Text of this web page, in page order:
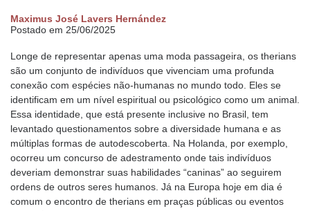
Maximus José Lavers Hernández
Postado em 25/06/2025
Longe de representar apenas uma moda passageira, os therians
são um conjunto de indivíduos que vivenciam uma profunda
conexão com espécies não-humanas no mundo todo. Eles se
identificam em um nível espiritual ou psicológico como um animal.
Essa identidade, que está presente inclusive no Brasil, tem
levantado questionamentos sobre a diversidade humana e as
múltiplas formas de autodescoberta. Na Holanda, por exemplo,
ocorreu um concurso de adestramento onde tais indivíduos
deveriam demonstrar suas habilidades “caninas” ao seguirem
ordens de outros seres humanos. Já na Europa hoje em dia é
comum o encontro de therians em praças públicas ou eventos